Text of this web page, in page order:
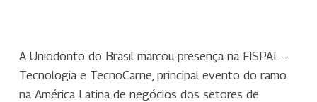
A Uniodonto do Brasil marcou presença na FISPAL –
Tecnologia e TecnoCarne, principal evento do ramo
na América Latina de negócios dos setores de